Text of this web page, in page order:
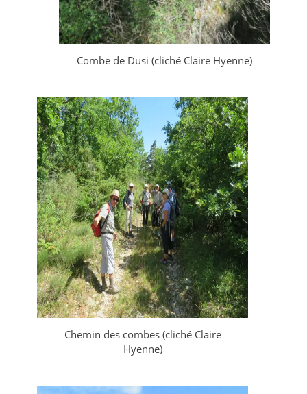
Combe de Dusi (cliché Claire Hyenne)
Chemin des combes (cliché Claire
Hyenne)